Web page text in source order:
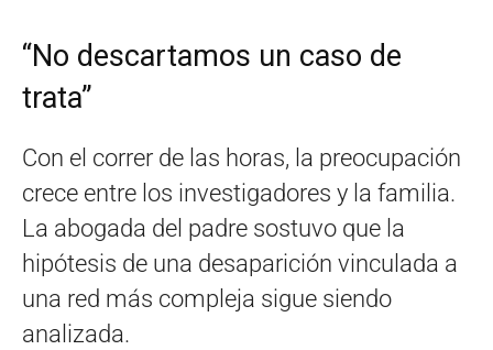
“No descartamos un caso de
trata”
Con el correr de las horas, la preocupación
crece entre los investigadores y la familia.
La abogada del padre sostuvo que la
hipótesis de una desaparición vinculada a
una red más compleja sigue siendo
analizada.